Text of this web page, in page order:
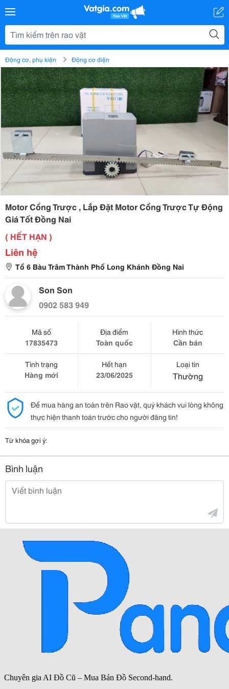
Động cơ, phụ kiện Động cơ điện
Motor Cổng Trược , Lắp Đặt Motor Cổng Trược Tự Động
Giá Tốt Đồng Nai
( HẾT HẠN )
Liên hệ
Tổ 6 Bàu Trâm Thành Phố Long Khánh Đồng Nai
Son Son
0902 583 949
Mã số
17835473
Địa điểm
Toàn quốc
Hình thức
Cần bán
Tình trạng
Hàng mới
Hết hạn
23/06/2025
Loại tin
Thường
Để mua hàng an toàn trên Rao vặt, quý khách vui lòng không
thực hiện thanh toán trước cho người đăng tin!
Từ khóa gợi ý:
Bình luận